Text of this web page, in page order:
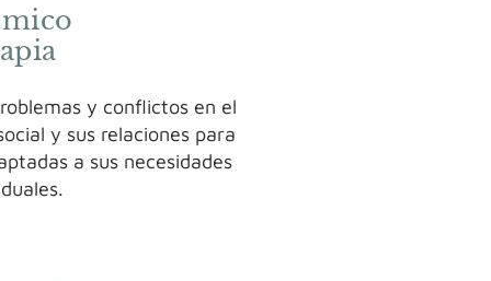
y conflictos en el
y sus relaciones para
a sus necesidades